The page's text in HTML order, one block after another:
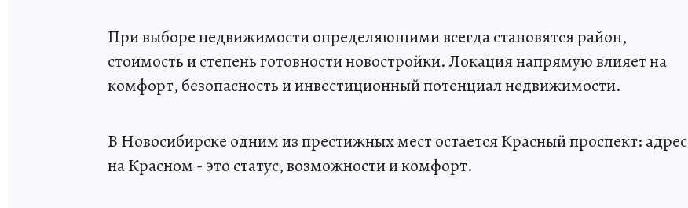
При выборе недвижимости определяющими всегда становятся район,
стоимость и степень готовности новостройки. Локация напрямую влияет на
комфорт, безопасность и инвестиционный потенциал недвижимости.
В Новосибирске одним из престижных мест остается Красный проспект: адрес
на Красном - это статус, возможности и комфорт.